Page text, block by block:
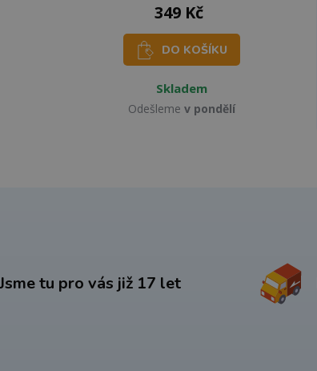
349 Kč
DO KOŠÍKU
Skladem
Odešleme v pondělí
Jsme tu pro vás již 17 let